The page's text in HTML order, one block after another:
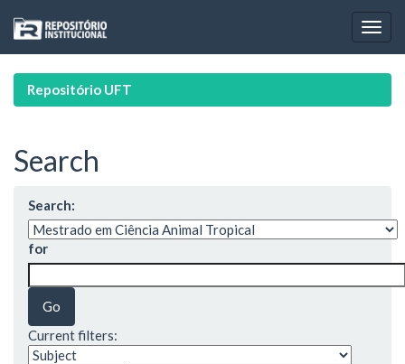
navigation
Repositório UFT
Search
Search:
for
Current filters: